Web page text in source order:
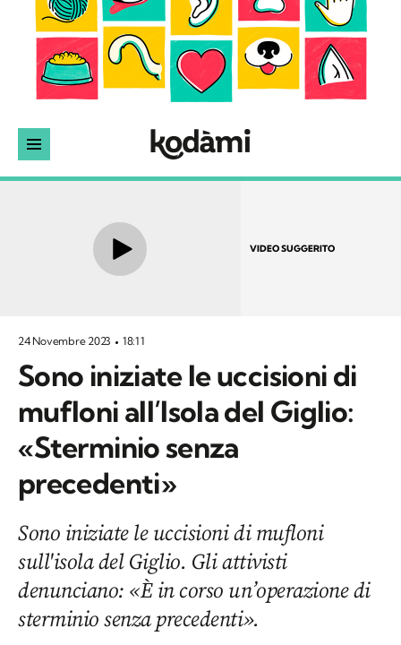
VIDEO SUGGERITO
24 Novembre 2023 18:11
Sono iniziate le uccisioni di
mufloni all’Isola del Giglio:
«Sterminio senza
precedenti»
Sono iniziate le uccisioni di mufloni
sull'isola del Giglio. Gli attivisti
denunciano: «È in corso un’operazione di
sterminio senza precedenti».